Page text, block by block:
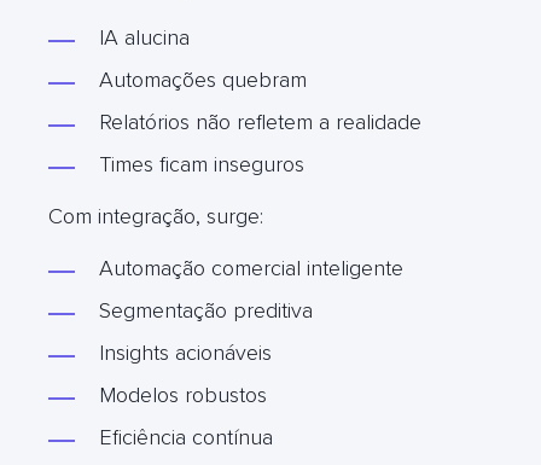
IA alucina
Automações quebram
Relatórios não refletem a realidade
Times ficam inseguros
Com integração, surge:
Automação comercial inteligente
Segmentação preditiva
Insights acionáveis
Modelos robustos
Eficiência contínua